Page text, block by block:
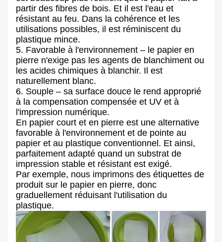
partir des fibres de bois. Et il est l'eau et
résistant au feu. Dans la cohérence et les
utilisations possibles, il est réminiscent du
plastique mince.
5. Favorable à l'environnement – le papier en
pierre n'exige pas les agents de blanchiment ou
les acides chimiques à blanchir. Il est
naturellement blanc.
6. Souple – sa surface douce le rend approprié
à la compensation compensée et UV et à
l'impression numérique.
En papier court et en pierre est une alternative
favorable à l'environnement et de pointe au
papier et au plastique conventionnel. Et ainsi,
parfaitement adapté quand un substrat de
impression stable et résistant est exigé.
Par exemple, nous imprimons des étiquettes de
produit sur le papier en pierre, donc
graduellement réduisant l'utilisation du
plastique.